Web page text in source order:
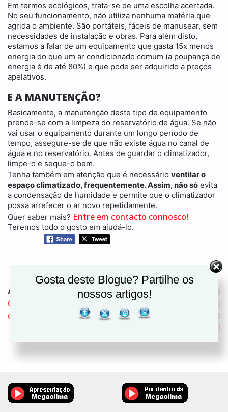
Em termos ecológicos, trata-se de uma escolha acertada.
No seu funcionamento, não utiliza nenhuma matéria que
agrida o ambiente. São portáteis, fáceis de manusear, sem
necessidades de instalação e obras. Para além disto,
estamos a falar de um equipamento que gasta 15x menos
energia do que um ar condicionado comum (a poupança de
energia é de até 80%) e que pode ser adquirido a preços
apelativos.
E A MANUTENÇÃO?
Basicamente, a manutenção deste tipo de equipamento
prende-se com a limpeza do reservatório de água. Se não
vai usar o equipamento durante um longo período de
tempo, assegure-se de que não existe água no canal de
água e no reservatório. Antes de guardar o climatizador,
limpe-o e seque-o bem.
Tenha também em atenção que é necessário ventilar o
espaço climatizado, frequentemente. Assim, não só evita
a condensação de humidade e permite que o climatizador
possa arrefecer o ar novo repetidamente.
Quer saber mais? Entre em contacto connosco!
Teremos todo o gosto em ajudá-lo.
ARTIGO ANTERIOR
O que diferencia o ar
condicionado chão/teto?
ARTIGO SEGUINTE
Ventilação, uma
necessidade para todos
nós!
Gosta deste Blogue? Partilhe os
nossos artigos!